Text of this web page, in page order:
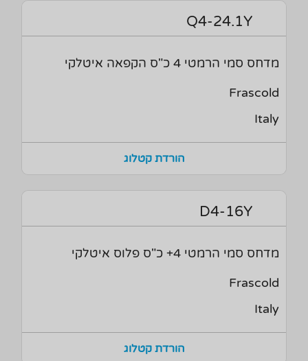
Q4-24.1Y
מדחס סמי הרמטי 4 כ"ס הקפאה איטלקי
Frascold
Italy
הורדת קטלוג
D4-16Y
מדחס סמי הרמטי 4+ כ"ס פלוס איטלקי
Frascold
Italy
הורדת קטלוג